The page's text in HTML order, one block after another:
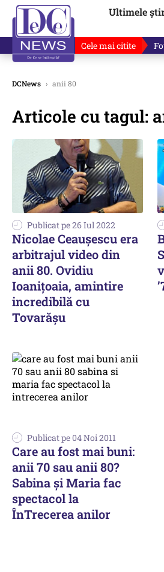
Ultimele
Cele mai citite
DCNews › anii 80
Articole cu tagul:
Publicat pe 26 Iul 2022
Nicolae Ceauşescu era
arbitrajul video din
anii 80. Ovidiu
Ioaniţoaia, amintire
incredibilă cu
Tovarăşu
Publicat pe 04 Noi 2011
Care au fost mai buni:
anii 70 sau anii 80?
Sabina şi Maria fac
spectacol la
ÎnTrecerea anilor